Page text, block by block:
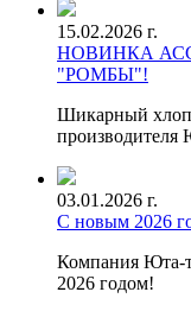
15.02.2026 г.
НОВИНКА
"РОМБЫ"!
Шикарный
03.01.2026 г.
С новым 2026
Компания Юта-
2026 годом!